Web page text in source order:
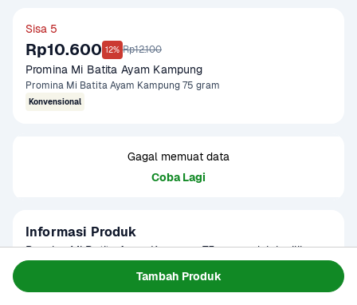
Tambah Produk
Sisa 5
Rp10.600 12% Rp12.100
Promina Mi Batita Ayam Kampung
Promina Mi Batita Ayam Kampung 75 gram
Konvensional
Gagal memuat data
Coba Lagi
Informasi Produk
Promina Mi Batita Ayam Kampung 75 gram adalah pilihan
padat. Dirancang khusus untuk balita usia 1 tahun ke atas,